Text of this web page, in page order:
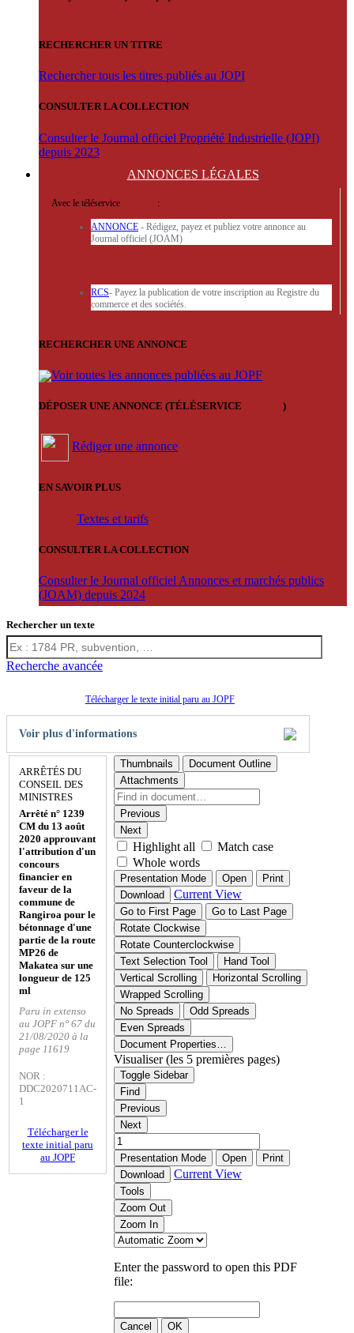
RECHERCHER UN TITRE
Rechercher tous les titres publiés au JOPI
CONSULTER LA COLLECTION
Consulter le Journal officiel Propriété Industrielle (JOPI)
depuis 2023
ANNONCES LÉGALES
Avec le téléservice :
ANNONCE - Rédigez, payez et publiez votre annonce au
Journal officiel (JOAM)
RCS- Payez la publication de votre inscription au Registre du
commerce et des sociétés.
RECHERCHER UNE ANNONCE
Voir toutes les annonces publiées au JOPF
DÉPOSER UNE ANNONCE (TÉLÉSERVICE )
Rédiger une annonce
EN SAVOIR PLUS
Textes et tarifs
CONSULTER LA COLLECTION
Consulter le Journal officiel Annonces et marchés publics
(JOAM) depuis 2024
Rechercher un texte
Recherche avancée
Télécharger le texte initial paru au JOPF
Voir plus d'informations
ARRÊTÉS DU
CONSEIL DES
MINISTRES
Arrêté n° 1239
CM du 13 août
2020 approuvant
l'attribution d'un
concours
financier en
faveur de la
commune de
Rangiroa pour le
bétonnage d'une
partie de la route
MP26 de
Makatea sur une
longueur de 125
ml
Paru in extenso
au JOPF n° 67 du
21/08/2020 à la
page 11619
NOR :
DDC2020711AC-
1
Télécharger le
texte initial paru
au JOPF
Thumbnails
Document Outline
Attachments
Previous
Next
Highlight all
Match case
Whole words
Presentation Mode Open
Print
Download
Current View
Go to First Page
Go to Last Page
Rotate Clockwise
Rotate Counterclockwise
Text Selection Tool
Hand Tool
Vertical Scrolling
Horizontal Scrolling
Wrapped Scrolling
No Spreads
Odd Spreads
Even Spreads
Document Properties…
Visualiser (les 5 premières pages)
Toggle Sidebar
Find
Previous
Next
Presentation Mode Open
Print
Download
Current View
Tools
Zoom Out
Zoom In
Enter the password to open this PDF
file:
Cancel OK